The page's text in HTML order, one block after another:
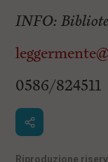
INFO:
0586/824511
Riproduzione